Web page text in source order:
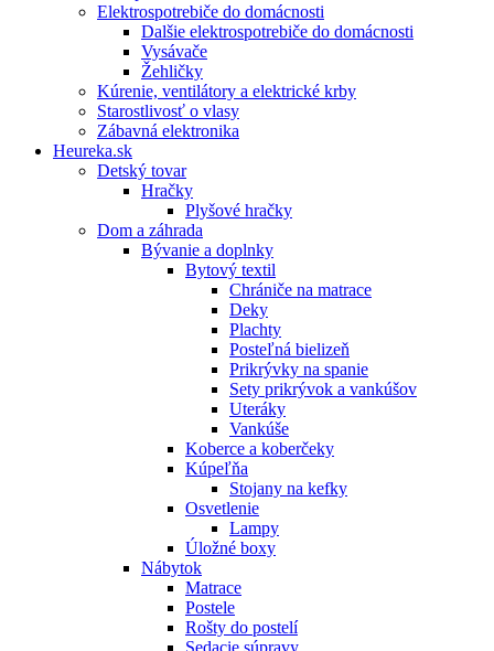
Elektrospotrebiče do domácnosti
Dalšie elektrospotrebiče do domácnosti
Vysávače
Žehličky
Kúrenie, ventilátory a elektrické krby
Starostlivosť o vlasy
Zábavná elektronika
Heureka.sk
Detský tovar
Hračky
Plyšové hračky
Dom a záhrada
Bývanie a doplnky
Bytový textil
Chrániče na matrace
Deky
Plachty
Posteľná bielizeň
Prikrývky na spanie
Sety prikrývok a vankúšov
Uteráky
Vankúše
Koberce a koberčeky
Kúpeľňa
Stojany na kefky
Osvetlenie
Lampy
Úložné boxy
Nábytok
Matrace
Postele
Rošty do postelí
Sedacie súpravy